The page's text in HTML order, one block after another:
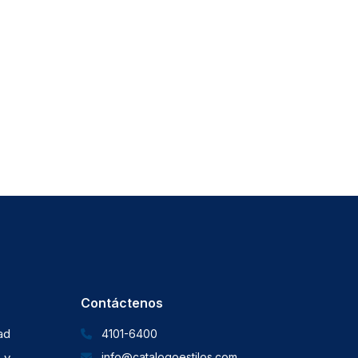
Contáctenos
4101-6400